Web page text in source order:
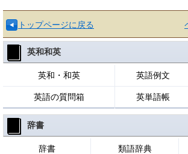
トップページに戻る
英和和英
英和・和英 英語例文
英語の質問箱 英単語帳
辞書
辞書 類語辞典